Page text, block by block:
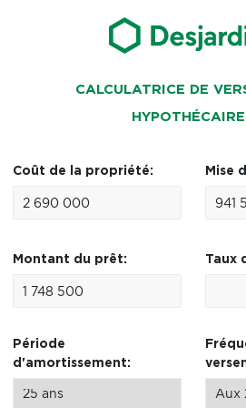
CALCULATRICE DE
Coût de la propriété: Mise
Montant du prêt: Taux
Période
d'amortissement: